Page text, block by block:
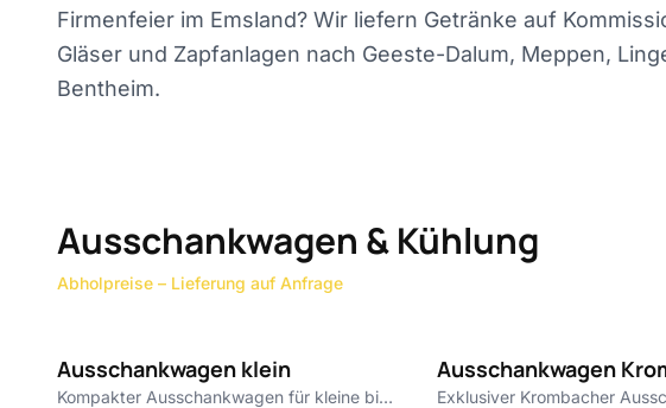
Firmenfeier im Emsland? Wir liefern Getränke auf
Gläser und Zapfanlagen nach Geeste-Dalum, Meppen,
Bentheim.
Ausschankwagen & Kühlung
Abholpreise – Lieferung auf Anfrage
Ausschankwagen klein
Kompakter Ausschankwagen für kleine bis
Ausschankwagen
Exklusiver Krombacher